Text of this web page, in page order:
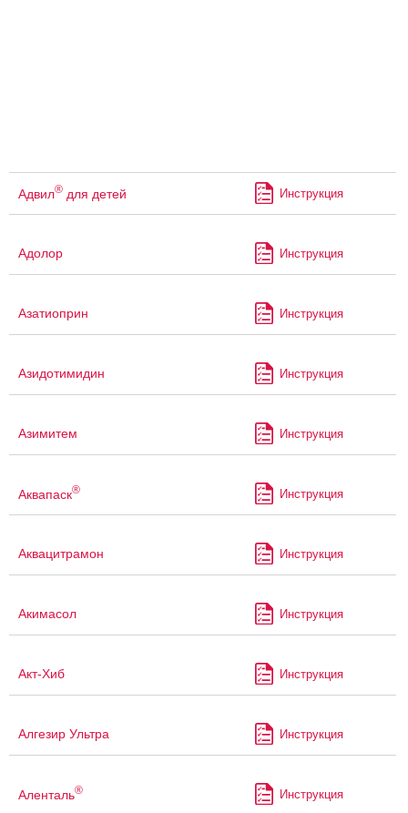
Адвил® для детей Инструкция
Адолор Инструкция
Азатиоприн Инструкция
Азидотимидин Инструкция
Азимитем Инструкция
Аквапаск® Инструкция
Аквацитрамон Инструкция
Акимасол Инструкция
Акт-Хиб Инструкция
Алгезир Ультра Инструкция
Аленталь® Инструкция